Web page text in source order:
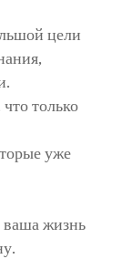
цели
только
уже
ваша жизнь